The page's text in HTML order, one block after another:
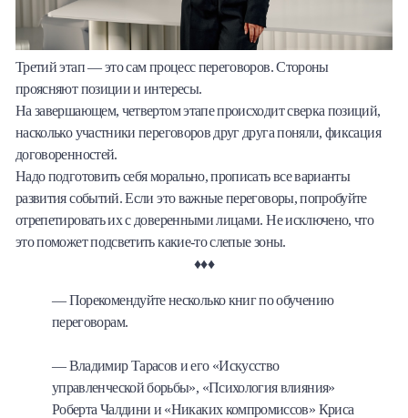
Третий этап — это сам процесс переговоров. Стороны
проясняют позиции и интересы.
На завершающем, четвертом этапе происходит сверка позиций,
насколько участники переговоров друг друга поняли, фиксация
договоренностей.
Надо подготовить себя морально, прописать все варианты
развития событий. Если это важные переговоры, попробуйте
отрепетировать их с доверенными лицами. Не исключено, что
это поможет подсветить какие-то слепые зоны.
♦♦♦
— Порекомендуйте несколько книг по обучению
переговорам.
— Владимир Тарасов и его «Искусство
управленческой борьбы», «Психология влияния»
Роберта Чалдини и «Никаких компромиссов» Криса